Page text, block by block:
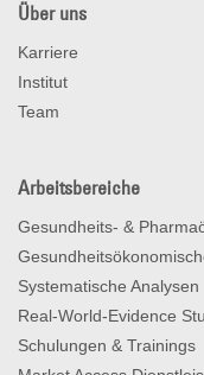
Über uns
Karriere
Institut
Team
Arbeitsbereiche
Gesundheits- &
Systematische Analysen
Real-World-Evidence
Schulungen & Trainings